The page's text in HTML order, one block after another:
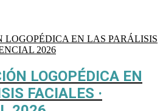
LOGOPÉDICA EN
FACIALES ·